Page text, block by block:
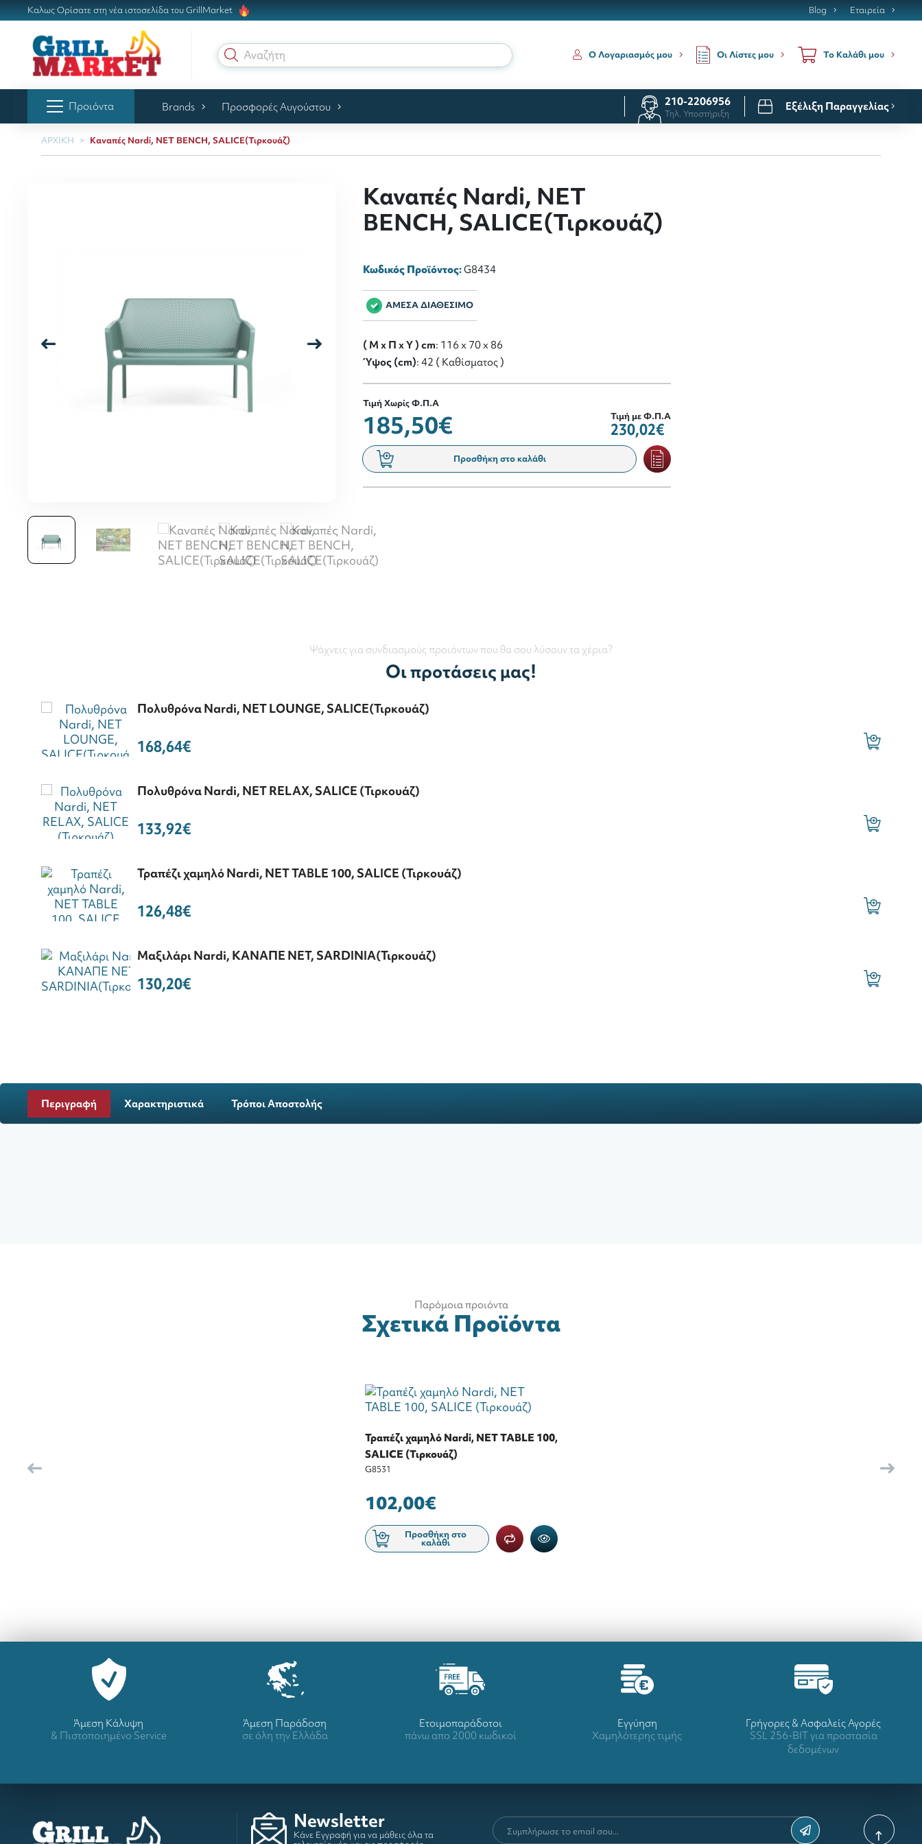
Καλως Ορίσατε στη νέα ιστοσελίδα του GrillMarket Blog Εταιρεία
Αναζήτηση για Ο Λογαριασμός μου Οι Λίστες μου Το Καλάθι μου
Προιόντα Brands Προσφορές Αυγούστου 210-2206956
Τηλ. Υποστήριξη
Εξέλιξη Παραγγελίας
ΑΡΧΙΚΗ Καναπές Nardi, NET BENCH, SALICE(Τιρκουάζ)
Καναπές Nardi, NET
BENCH, SALICE(Τιρκουάζ)
Κωδικός Προϊόντος:G8434
ΑΜΕΣΑ ΔΙΑΘΕΣΙΜΟ
( M x Π x Y ) cm: 116 x 70 x 86
Ύψος (cm): 42 ( Καθίσματος )
Τιμή Χωρίς Φ.Π.Α
185,50€ Τιμή με Φ.Π.Α
230,02€
Προσθήκη στο καλάθι
Ψάχνεις για συνδιασμούς προιόντων που θα σου λύσουν τα χέρια?
Οι προτάσεις μας!
Πολυθρόνα Nardi, NET LOUNGE, SALICE(Τιρκουάζ)
168,64€
Πολυθρόνα Nardi, NET RELAX, SALICE (Τιρκουάζ)
133,92€
Τραπέζι χαμηλό Nardi, NET TABLE 100, SALICE (Τιρκουάζ)
126,48€
Μαξιλάρι Nardi, KAΝΑΠΕ ΝΕΤ, SARDINIA(Τιρκουάζ)
130,20€
Περιγραφή Χαρακτηριστικά Τρόποι Αποστολής
Παρόμοια προιόντα
Σχετικά Προϊόντα
Τραπέζι χαμηλό Nardi, NET TABLE 100,
SALICE (Τιρκουάζ)
G8531
102,00€
Προσθήκη στο
καλάθι
Άμεση Κάλυψη
& Πιστοποιημένο Service
Άμεση Παράδοση
σε όλη την Ελλάδα
Ετοιμοπαράδοτοι
πάνω απο 2000 κωδικοί
Eγγύηση
Χαμηλότερης τιμής
Γρήγορες & Ασφαλείς Αγορές
SSL 256-BIT για προστασία
δεδομένων
Newsletter
Κάνε Εγγραφή για να μάθεις όλα τα